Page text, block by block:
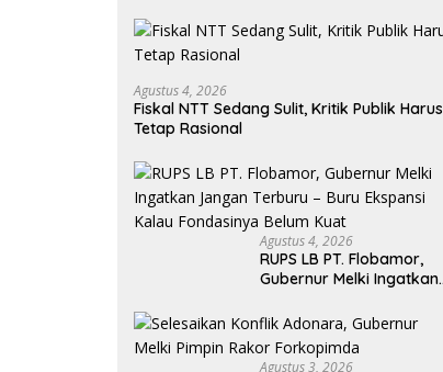
Agustus 4, 2026
Fiskal NTT Sedang Sulit, Kritik Publik Harus
Tetap Rasional
Agustus 4, 2026
RUPS LB PT. Flobamor,
Gubernur Melki Ingatkan
Ekspansi Kalau
Fondasinya Belum Kuat
Agustus 3, 2026